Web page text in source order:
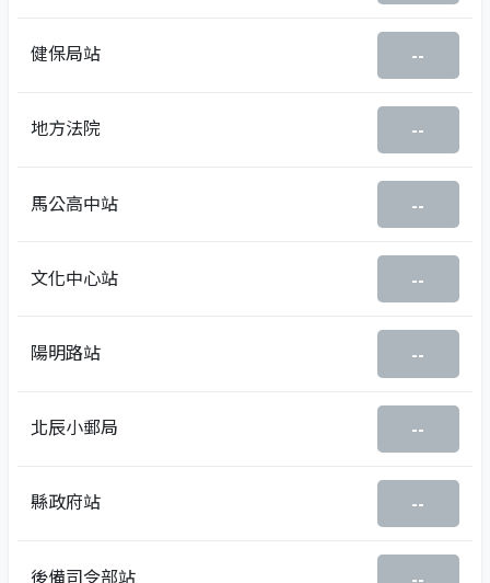
健保局站 --
地方法院 --
馬公高中站 --
文化中心站 --
陽明路站 --
北辰小郵局 --
縣政府站 --
後備司令部站